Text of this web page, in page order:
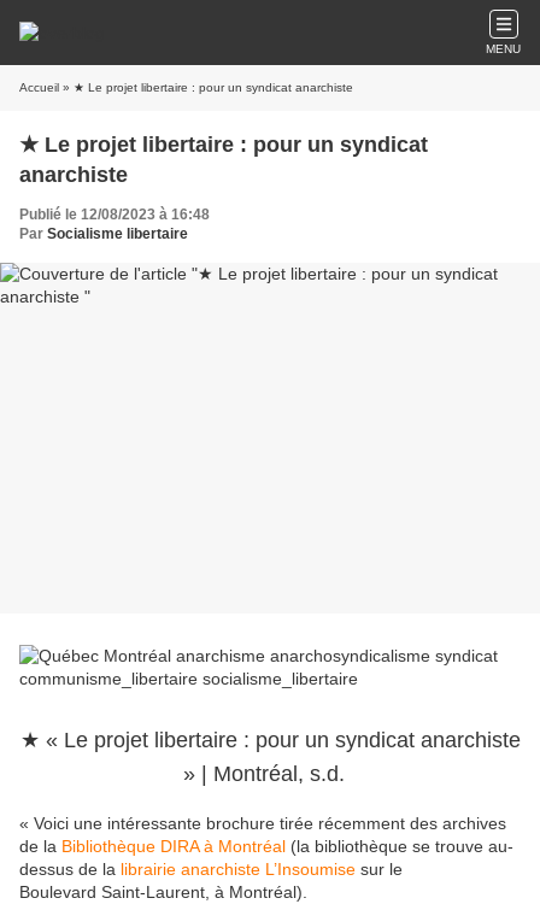
MENU
Accueil » ★ Le projet libertaire : pour un syndicat anarchiste
★ Le projet libertaire : pour un syndicat
anarchiste
Publié le 12/08/2023 à 16:48
Par Socialisme libertaire
★ « Le projet libertaire : pour un syndicat anarchiste
» | Montréal, s.d.
« Voici une intéressante brochure tirée récemment des archives
de la Bibliothèque DIRA à Montréal (la bibliothèque se trouve au-
dessus de la librairie anarchiste L’Insoumise sur le
Boulevard Saint-Laurent, à Montréal).